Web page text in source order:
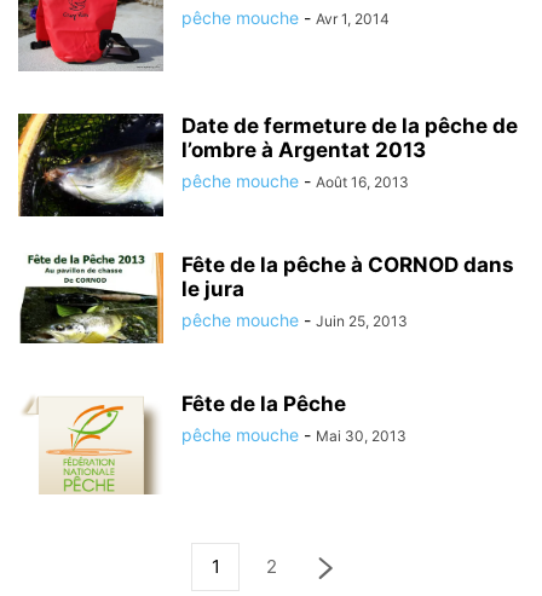
pêche mouche - Avr 1, 2014
Date de fermeture de la pêche de
l’ombre à Argentat 2013
pêche mouche - Août 16, 2013
Fête de la pêche à CORNOD dans
le jura
pêche mouche - Juin 25, 2013
Fête de la Pêche
pêche mouche - Mai 30, 2013
1 2